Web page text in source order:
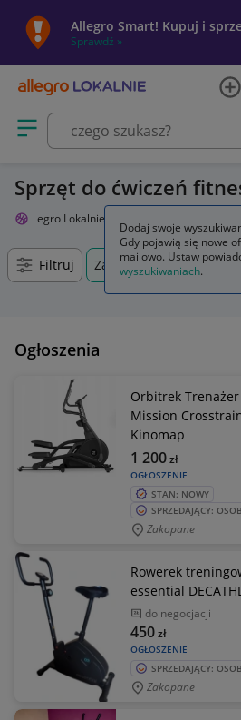
Allegro Smart! Kupuj i
Sprawdź »
Otwórz menu z kategoriami
Sprzęt do ćwiczeń
Allegro Lokalnie
Filtruj Zakopane, Małopolskie,
Ogłoszenia
Orbitrek
Mission
Kinomap
OGŁOSZENIE
1 200zł
STAN: NOWY
SPRZEDAJĄCY:
Zakopane
Rowerek
essential
do negocjacji
OGŁOSZENIE
450zł
SPRZEDAJĄCY:
Zakopane
Dodaj swoje
Gdy pojawią się nowe
mailowo. Ustaw
wyszukiwaniach.